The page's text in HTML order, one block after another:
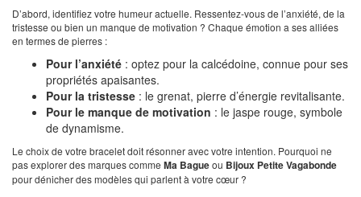
D’abord, identifiez votre humeur actuelle. Ressentez-vous de l’anxiété, de la
tristesse ou bien un manque de motivation ? Chaque émotion a ses alliées
en termes de pierres :
Pour l’anxiété : optez pour la calcédoine, connue pour ses
propriétés apaisantes.
Pour la tristesse : le grenat, pierre d’énergie revitalisante.
Pour le manque de motivation : le jaspe rouge, symbole
de dynamisme.
Le choix de votre bracelet doit résonner avec votre intention. Pourquoi ne
pas explorer des marques comme Ma Bagueou Bijoux Petite Vagabonde
pour dénicher des modèles qui parlent à votre cœur ?